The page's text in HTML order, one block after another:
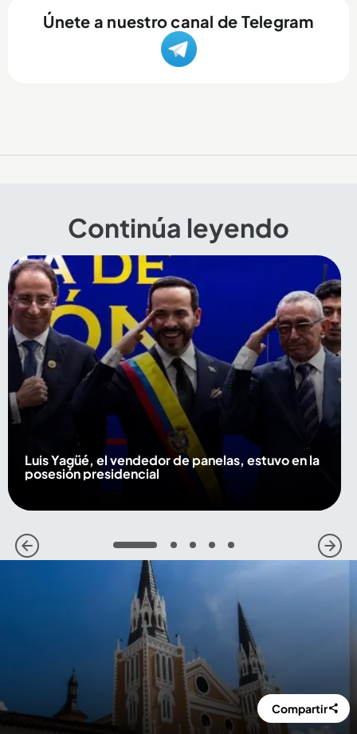
Únete a nuestro canal de Telegram
Continúa leyendo
Luis Yagüé, el vendedor de panelas, estuvo en la
posesión presidencial
1 2 3 4 5
Compartir